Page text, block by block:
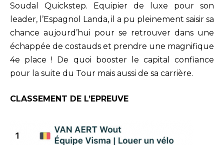
Soudal Quickstep. Equipier de luxe pour son
leader, l’Espagnol Landa, il a pu pleinement saisir sa
chance aujourd’hui pour se retrouver dans une
échappée de costauds et prendre une magnifique
4e place ! De quoi booster le capital confiance
pour la suite du Tour mais aussi de sa carrière.
CLASSEMENT DE L’EPREUVE